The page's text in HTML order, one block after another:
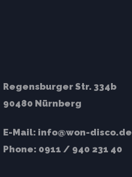
Regensburger Str. 334b
90480 Nürnberg
E-Mail: info@won-disco.de
Phone: 0911 / 940 231 40